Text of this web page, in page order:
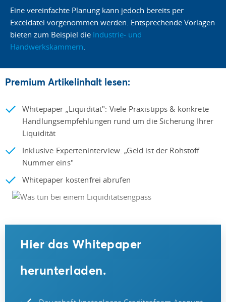
Eine vereinfachte Planung kann jedoch bereits per
Exceldatei vorgenommen werden. Entsprechende Vorlagen
bieten zum Beispiel die Industrie- und
Handwerkskammern.
Premium Artikelinhalt lesen:
Whitepaper „Liquidität": Viele Praxistipps & konkrete
Handlungsempfehlungen rund um die Sicherung Ihrer
Liquidität
Inklusive Experteninterview: „Geld ist der Rohstoff
Nummer eins"
Whitepaper kostenfrei abrufen
Hier das Whitepaper
herunterladen.